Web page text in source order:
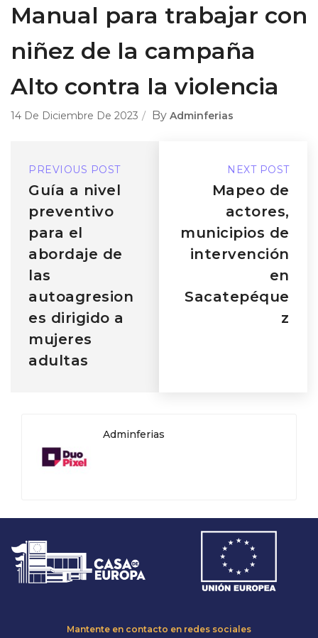
Manual para trabajar con
niñez de la campaña
Alto contra la violencia
14 De Diciembre De 2023 By Adminferias
PREVIOUS POST
Guía a nivel
preventivo
para el
abordaje de
las
autoagresion
es dirigido a
mujeres
adultas
NEXT POST
Mapeo de
actores,
municipios de
intervención
en
Sacatepéque
z
Adminferias
Mantente en contacto en redes sociales